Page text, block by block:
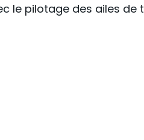
le pilotage des ailes de